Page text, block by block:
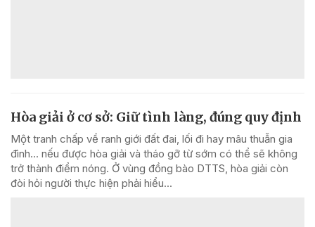
Hòa giải ở cơ sở: Giữ tình làng, đúng quy định
Một tranh chấp về ranh giới đất đai, lối đi hay mâu thuẫn gia
đình... nếu được hòa giải và tháo gỡ từ sớm có thể sẽ không
trở thành điểm nóng. Ở vùng đồng bào DTTS, hòa giải còn
đòi hỏi người thực hiện phải hiểu...